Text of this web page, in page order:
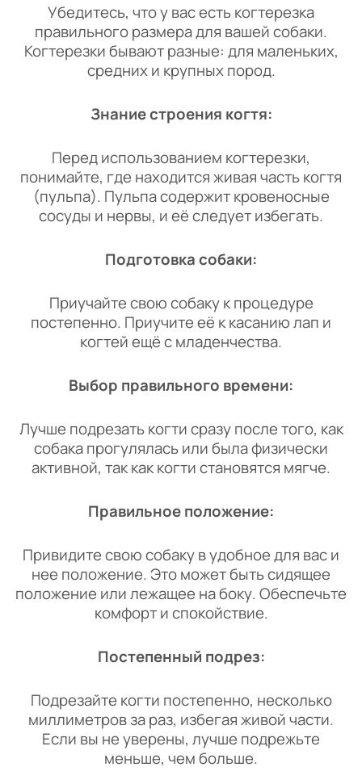
Убедитесь, что у вас есть когтерезка
правильного размера для вашей собаки.
Когтерезки бывают разные: для маленьких,
средних и крупных пород.
Знание строения когтя:
Перед использованием когтерезки,
понимайте, где находится живая часть когтя
(пульпа). Пульпа содержит кровеносные
сосуды и нервы, и её следует избегать.
Подготовка собаки:
Приучайте свою собаку к процедуре
постепенно. Приучите её к касанию лап и
когтей ещё с младенчества.
Выбор правильного времени:
Лучше подрезать когти сразу после того, как
собака прогулялась или была физически
активной, так как когти становятся мягче.
Правильное положение:
Привидите свою собаку в удобное для вас и
нее положение. Это может быть сидящее
положение или лежащее на боку. Обеспечьте
комфорт и спокойствие.
Постепенный подрез:
Подрезайте когти постепенно, несколько
миллиметров за раз, избегая живой части.
Если вы не уверены, лучше подрежьте
меньше, чем больше.